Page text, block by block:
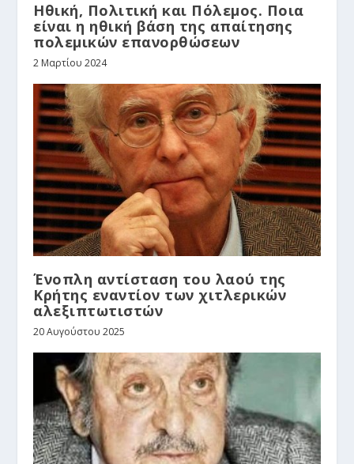
Ηθική, Πολιτική και Πόλεμος. Ποια
είναι η ηθική βάση της απαίτησης
πολεμικών επανορθώσεων
2 Μαρτίου 2024
Ένοπλη αντίσταση του λαού της
Κρήτης εναντίον των χιτλερικών
αλεξιπτωτιστών
20 Αυγούστου 2025